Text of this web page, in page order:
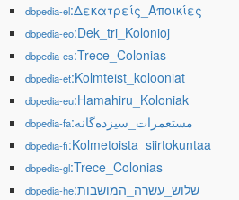
dbpedia-el:Δεκατρείς_Αποικίες
dbpedia-eo:Dek_tri_Kolonioj
dbpedia-es:Trece_Colonias
dbpedia-et:Kolmteist_kolooniat
dbpedia-eu:Hamahiru_Koloniak
dbpedia-fa :مستعمرات_سیزده‌گانه
dbpedia-fi:Kolmetoista_siirtokuntaa
dbpedia-gl:Trece_Colonias
dbpedia-he :שלוש_עשרה_המושבות